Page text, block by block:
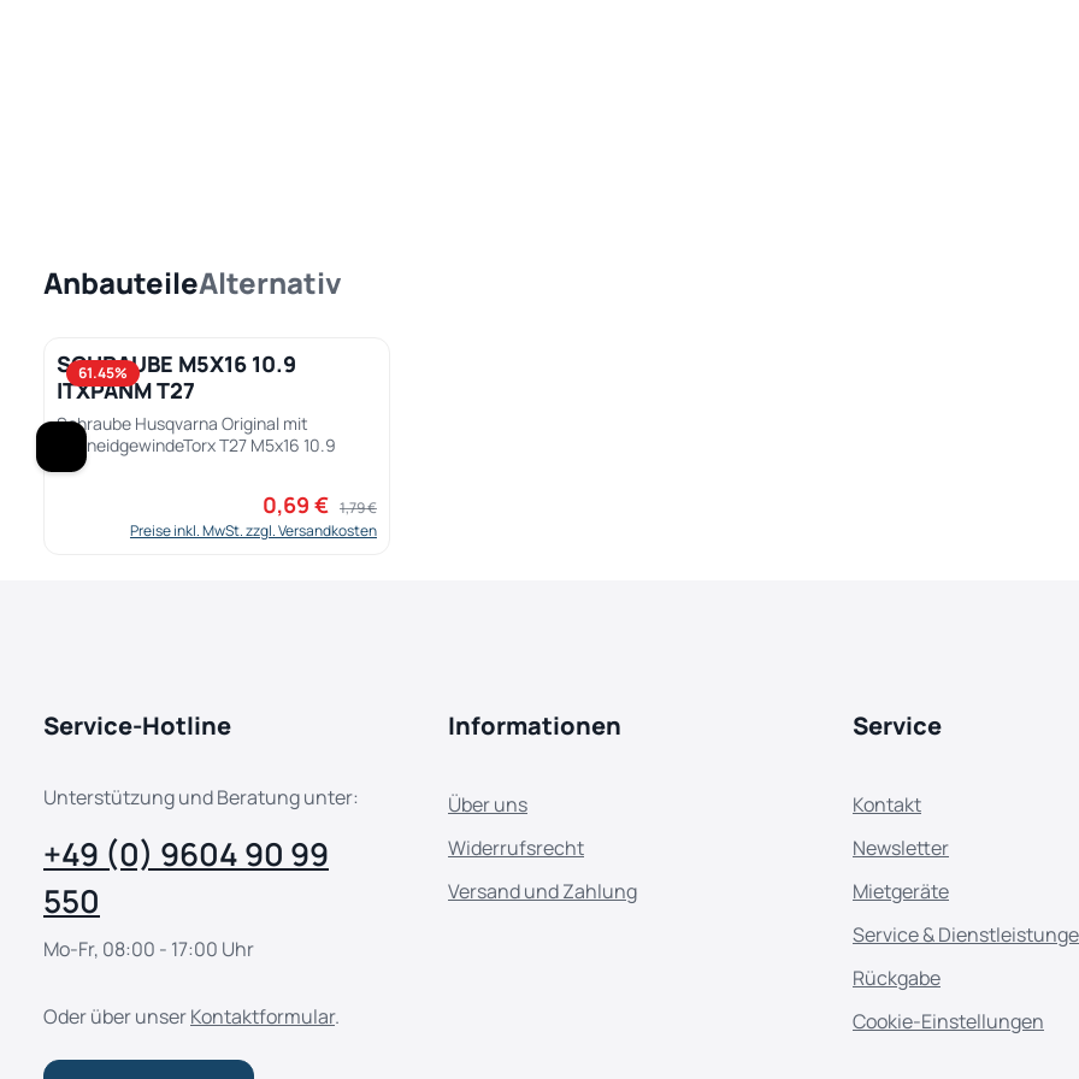
AnbauteileAlternativ
61.45%
Produkt Anzahl: Gib den gewünschten Wert ein oder benutze die
SCHRAUBE M5X16 10.9
ITXPANM T27
Schraube Husqvarna Original mit
SchneidgewindeTorx T27 M5x16 10.9
Verkaufspreis:
0,69 € Regulärer Preis:
1,79 €
Preise inkl. MwSt. zzgl. Versandkosten
Service-Hotline
Unterstützung und Beratung unter:
+49 (0) 9604 90 99
550
Mo-Fr, 08:00 - 17:00 Uhr
Oder über unserKontaktformular.
Informationen
Über uns
Widerrufsrecht
Versand und Zahlung
Service
Kontakt
Newsletter
Mietgeräte
Service &
Rückgabe
Cookie-Einstellungen